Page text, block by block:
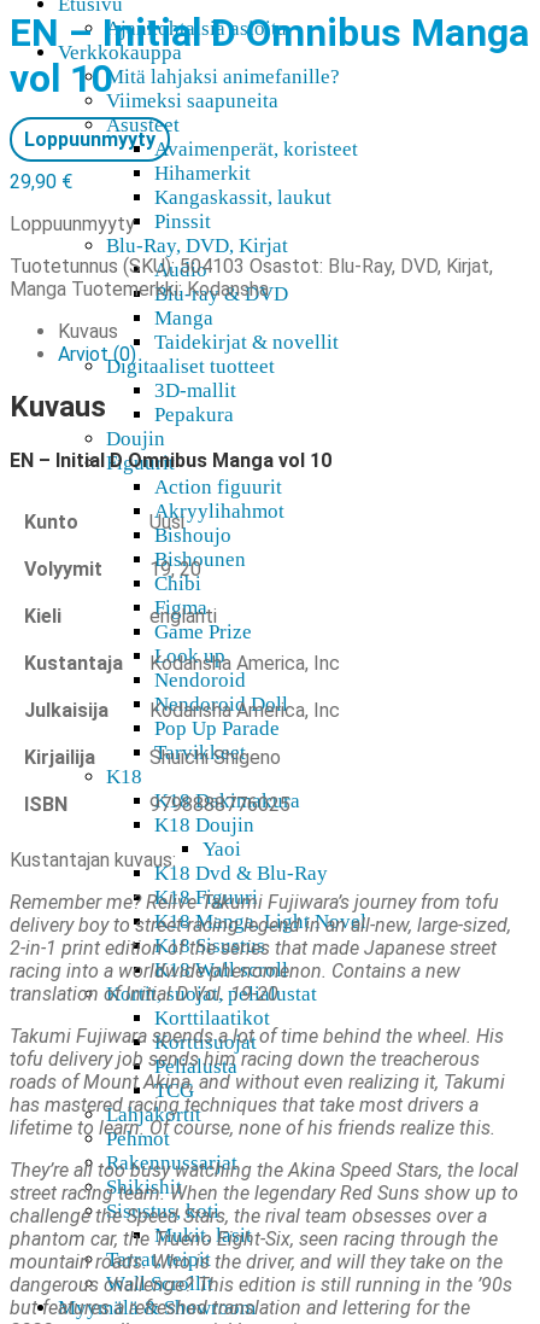
Etusivu
Ajankohtaisia asioita
Verkkokauppa
Mitä lahjaksi animefanille?
Viimeksi saapuneita
Asusteet
Avaimenperät, koristeet
Hihamerkit
Kangaskassit, laukut
Pinssit
Blu-Ray, DVD, Kirjat
Audio
Blu-ray & DVD
Manga
Taidekirjat & novellit
Digitaaliset tuotteet
3D-mallit
Pepakura
Doujin
Figuurit
Action figuurit
Akryylihahmot
Bishoujo
Bishounen
Chibi
Figma
Game Prize
Look up
Nendoroid
Nendoroid Doll
Pop Up Parade
Tarvikkeet
K18
K18 Dakimakura
K18 Doujin
Yaoi
K18 Dvd & Blu-Ray
K18 Figuuri
K18 Manga, Light Novel
K18 Sisustus
K18 Wall scroll
Kortit, suojat, pelialustat
Korttilaatikot
Korttisuojat
Pelialusta
TCG
Lahjakortit
Pehmot
Rakennussarjat
Shikishit
Sisustus, koti
Mukit, lasit
Tarrat, teipit
Wall Scrollit
Myymälä & Showroom
EN – Initial D Omnibus Manga
vol 10
Loppuunmyyty
29,90 €
Loppuunmyyty
Tuotetunnus (SKU):504103 Osastot: Blu-Ray, DVD, Kirjat,
Manga Tuotemerkki: Kodansha
Kuvaus
Arviot (0)
Kuvaus
EN – Initial D Omnibus Manga vol 10
Kunto Uusi
Volyymit 19, 20
Kieli englanti
Kustantaja Kodansha America, Inc
Julkaisija Kodansha America, Inc
Kirjailija Shuichi Shigeno
ISBN 9798888776025
Kustantajan kuvaus:
Remember me? Relive Takumi Fujiwara’s journey from tofu
delivery boy to street-racing legend in an all-new, large-sized,
2-in-1 print edition of the series that made Japanese street
racing into a worldwide phenomenon. Contains a new
translation of Initial D Vol. 19-20.
Takumi Fujiwara spends a lot of time behind the wheel. His
tofu delivery job sends him racing down the treacherous
roads of Mount Akina, and without even realizing it, Takumi
has mastered racing techniques that take most drivers a
lifetime to learn. Of course, none of his friends realize this.
They’re all too busy watching the Akina Speed Stars, the local
street racing team. When the legendary Red Suns show up to
challenge the Speed Stars, the rival team obsesses over a
phantom car, the Trueno Eight-Six, seen racing through the
mountain roads. Who is the driver, and will they take on the
dangerous challenge? This edition is still running in the ’90s
but features a refreshed translation and lettering for the